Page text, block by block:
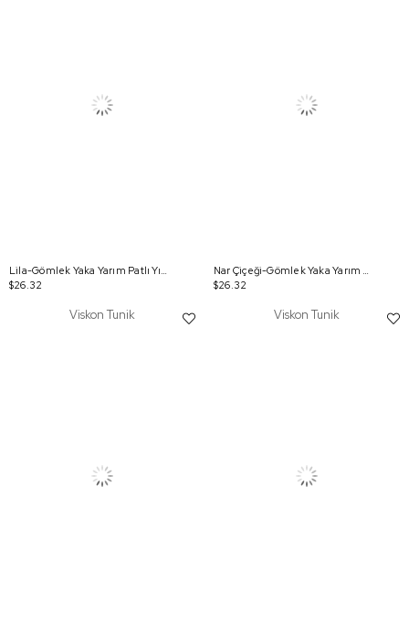
Lila-Gömlek Yaka Yarım Patlı Yırtmaçlı Arkası Uzun Tunik
$26.32
Nar Çiçeği-Gömlek Yaka Yarım Patlı Yırtmaçlı Arkası Uzun Tunik
$26.32
Viskon Tunik Viskon Tunik